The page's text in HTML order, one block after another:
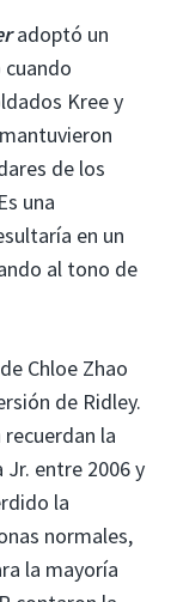
adoptó un
Kree y
de los
una
en un
al tono de
Chloe Zhao
de Ridley.
la
entre 2006 y
la
normales,
la mayoría